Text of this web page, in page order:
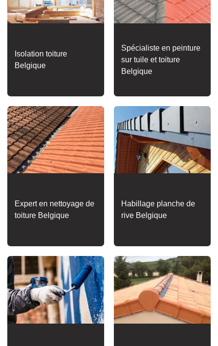
Isolation toiture
Belgique
Spécialiste en peinture
sur tuile et toiture
Belgique
Expert en nettoyage de
toiture Belgique
Habillage planche de
rive Belgique